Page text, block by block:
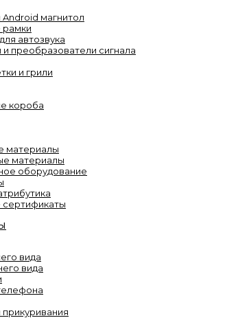
магнитол
автозвука
преобразователи сигнала
и грили
короба
материалы
материалы
оборудование
вида
вида